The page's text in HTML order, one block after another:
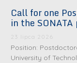
Call for one
in the
23 lipca 2026
Position:
University of